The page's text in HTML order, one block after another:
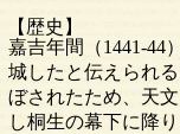
嘉吉年間（1441-44
城したと伝えられ
ぼされたため、天
し桐生の幕下に降
【歴史】